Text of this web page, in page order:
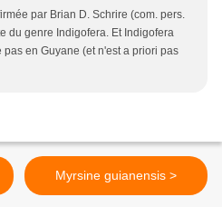
par Brian D. Schrire (com. pers.
du genre Indigofera. Et Indigofera
pas en Guyane (et n'est a priori pas
Myrsine guianensis >